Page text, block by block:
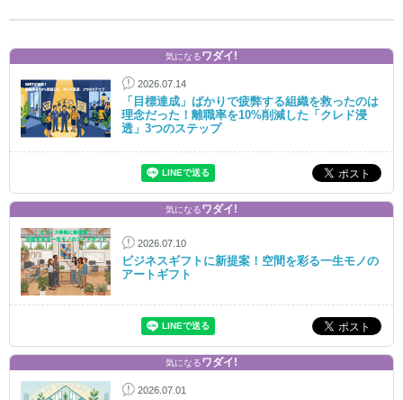
気になるワダイ!
2026.07.14
「目標達成」ばかりで疲弊する組織を救ったのは
理念だった！離職率を10%削減した「クレド浸
透」3つのステップ
気になるワダイ!
2026.07.10
ビジネスギフトに新提案！空間を彩る一生モノの
アートギフト
気になるワダイ!
2026.07.01